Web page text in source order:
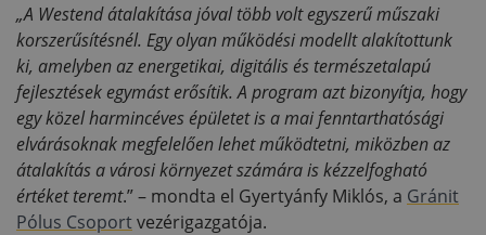
„A Westend átalakítása jóval több volt egyszerű műszaki
korszerűsítésnél. Egy olyan működési modellt alakítottunk
ki, amelyben az energetikai, digitális és természetalapú
fejlesztések egymást erősítik. A program azt bizonyítja, hogy
egy közel harmincéves épületet is a mai fenntarthatósági
elvárásoknak megfelelően lehet működtetni, miközben az
átalakítás a városi környezet számára is kézzelfogható
értéket teremt.” – mondta el Gyertyánfy Miklós, a Gránit
Pólus Csoportvezérigazgatója.